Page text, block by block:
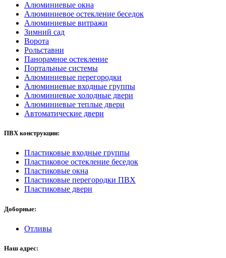
Алюминиевые окна
Алюминиевое остекление беседок
Алюминиевые витражи
Зимний сад
Ворота
Рольставни
Панорамное остекление
Портальные системы
Алюминиевые перегородки
Алюминиевые входные группы
Алюминиевые холодные двери
Алюминиевые теплые двери
Автоматические двери
ПВХ конструкции:
Пластиковые входные группы
Пластиковое остекление беседок
Пластиковые окна
Пластиковые перегородки ПВХ
Пластиковые двери
Доборные:
Отливы
Наш адрес: